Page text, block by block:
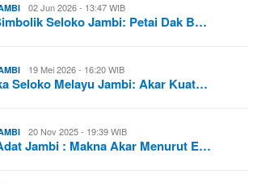
02 Jun 2026 - 13:47 WIB
Seloko Jambi: Petai Dak B…
19 Mei 2026 - 16:20 WIB
Seloko Melayu Jambi: Akar Kuat…
20 Nov 2025 - 19:39 WIB
Jambi : Makna Akar Menurut E…